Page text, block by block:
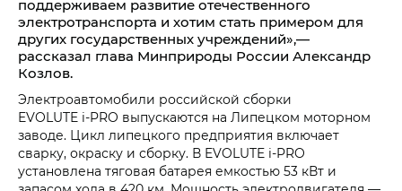
поддерживаем развитие отечественного
электротранспорта и хотим стать примером для
других государственных учреждений»,—
рассказал глава Минприроды России Александр
Козлов.
Электроавтомобили российской сборки
EVOLUTE i‑PRO выпускаются на Липецком моторном
заводе. Цикл липецкого предприятия включает
сварку, окраску и сборку. В EVOLUTE i‑PRO
установлена тяговая батарея емкостью 53 кВт и